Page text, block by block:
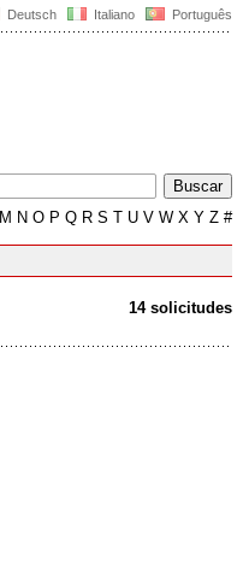
Deutsch Italiano Português
M N O P Q R S T U V W X Y Z #
14 solicitudes